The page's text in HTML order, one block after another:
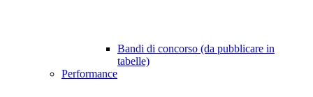
Bandi di concorso (da pubblicare in
tabelle)
Performance